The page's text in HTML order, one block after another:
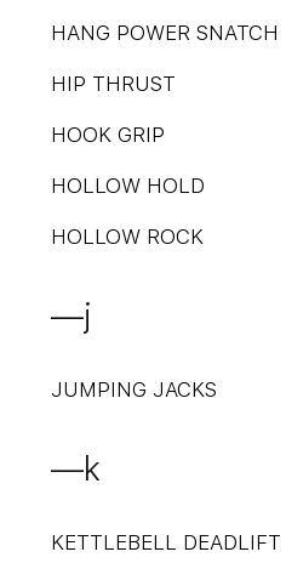
HANG POWER SNATCH
HIP THRUST
HOOK GRIP
HOLLOW HOLD
HOLLOW ROCK
—j
JUMPING JACKS
—k
KETTLEBELL DEADLIFT